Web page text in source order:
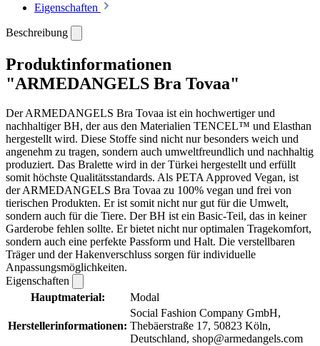
Eigenschaften
Beschreibung
Produktinformationen
"ARMEDANGELS Bra Tovaa"
Der ARMEDANGELS Bra Tovaa ist ein hochwertiger und
nachhaltiger BH, der aus den Materialien TENCEL™ und Elasthan
hergestellt wird. Diese Stoffe sind nicht nur besonders weich und
angenehm zu tragen, sondern auch umweltfreundlich und nachhaltig
produziert. Das Bralette wird in der Türkei hergestellt und erfüllt
somit höchste Qualitätsstandards. Als PETA Approved Vegan, ist
der ARMEDANGELS Bra Tovaa zu 100% vegan und frei von
tierischen Produkten. Er ist somit nicht nur gut für die Umwelt,
sondern auch für die Tiere. Der BH ist ein Basic-Teil, das in keiner
Garderobe fehlen sollte. Er bietet nicht nur optimalen Tragekomfort,
sondern auch eine perfekte Passform und Halt. Die verstellbaren
Träger und der Hakenverschluss sorgen für individuelle
Anpassungsmöglichkeiten.
Eigenschaften
Hauptmaterial:
Modal
Herstellerinformationen:
Social Fashion Company GmbH,
Thebäerstraße 17, 50823 Köln,
Deutschland, shop@armedangels.com